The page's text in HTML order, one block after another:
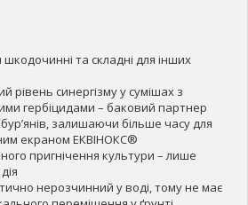
та складні для інших
рівень синергізму у сумішах з
гербіцидами – баковий партнер
бур’янів, залишаючи більше часу для
екраном ЕКВІНОКС®
пригнічення культури – лише
нерозчинний у воді, тому не має